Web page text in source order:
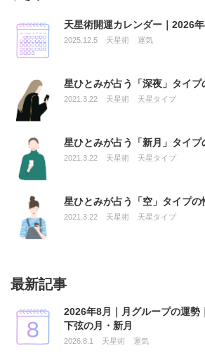
天星術開運カレンダー｜2026
2025.12.5 天星術 運気
星ひとみが占う「深夜」タイプ
2021.3.22 天星術 天星タイプ
星ひとみが占う「新月」タイプ
2021.3.22 天星術 天星タイプ
星ひとみが占う「空」タイプの
2021.3.22 天星術 天星タイプ
最新記事
2026年8月｜月グループの運勢
下弦の月・新月
2026.8.1 天星術 運気